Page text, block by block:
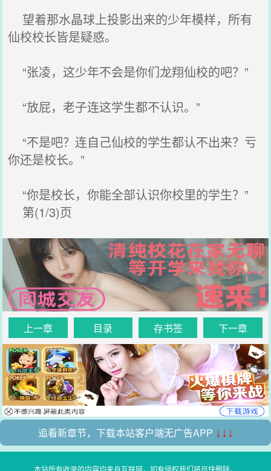
望着那水晶球上投影出来的少年模样，所有
仙校校长皆是疑惑。
“张凌，这少年不会是你们龙翔仙校的吧？”
“放屁，老子连这学生都不认识。”
“不是吧？连自己仙校的学生都认不出来？亏
你还是校长。”
“你是校长，你能全部认识你校里的学生？”
第(1/3)页
上一章 目录 存书签 下一章
追看新章节，下载本站客户端无广告APP ↓↓↓
本站所有收录的内容均来自互联网，如有侵权我们将尽快删除。